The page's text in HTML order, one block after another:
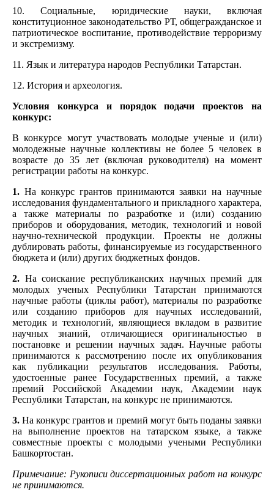
10. Социальные, юридические науки, включая
конституционное законодательство РТ, общегражданское и
патриотическое воспитание, противодействие терроризму
и экстремизму.
11. Язык и литература народов Республики Татарстан.
12. История и археология.
Условия конкурса и порядок подачи проектов на
конкурс:
В конкурсе могут участвовать молодые ученые и (или)
молодежные научные коллективы не более 5 человек в
возрасте до 35 лет (включая руководителя) на момент
регистрации работы на конкурс.
1. На конкурс грантов принимаются заявки на научные
исследования фундаментального и прикладного характера,
а также материалы по разработке и (или) созданию
приборов и оборудования, методик, технологий и новой
научно-технической продукции. Проекты не должны
дублировать работы, финансируемые из государственного
бюджета и (или) других бюджетных фондов.
2. На соискание республиканских научных премий для
молодых ученых Республики Татарстан принимаются
научные работы (циклы работ), материалы по разработке
или созданию приборов для научных исследований,
методик и технологий, являющиеся вкладом в развитие
научных знаний, отличающиеся оригинальностью в
постановке и решении научных задач. Научные работы
принимаются к рассмотрению после их опубликования
как публикации результатов исследования. Работы,
удостоенные ранее Государственных премий, а также
премий Российской Академии наук, Академии наук
Республики Татарстан, на конкурс не принимаются.
3. На конкурс грантов и премий могут быть поданы заявки
на выполнение проектов на татарском языке, а также
совместные проекты с молодыми учеными Республики
Башкортостан.
Примечание: Рукописи диссертационных работ на конкурс
не принимаются.